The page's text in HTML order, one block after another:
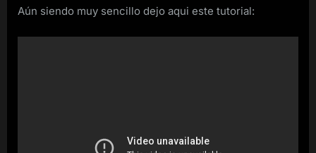
Aún siendo muy sencillo dejo aqui este tutorial: